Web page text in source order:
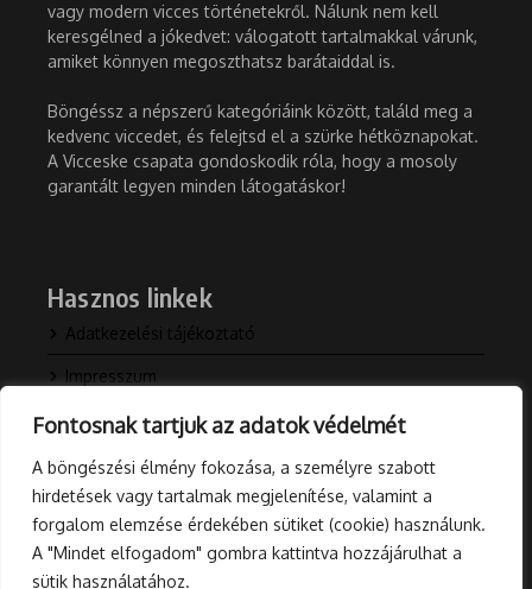
Fontosnak tartjuk az adatok védelmét
A böngészési élmény fokozása, a személyre szabott
hirdetések vagy tartalmak megjelenítése, valamint a
forgalom elemzése érdekében sütiket (cookie) használunk.
A "Mindet elfogadom" gombra kattintva hozzájárulhat a
sütik használatához.
vagy modern vicces történetekről. Nálunk nem kell
keresgélned a jókedvet: válogatott tartalmakkal várunk,
amiket könnyen megoszthatsz barátaiddal is.
Böngéssz a népszerű kategóriáink között, találd meg a
kedvenc viccedet, és felejtsd el a szürke hétköznapokat.
A Vicceske csapata gondoskodik róla, hogy a mosoly
garantált legyen minden látogatáskor!
Hasznos linkek
Adatkezelési tájékoztató
Impresszum
Kapcsolat
Rólunk
Blog